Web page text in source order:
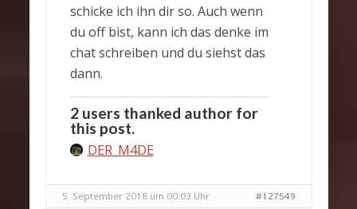
schicke ich ihn dir so. Auch wenn
du off bist, kann ich das denke im
chat schreiben und du siehst das
dann.
2 users thanked author for
this post.
DER_M4DE
5. September 2018 um 00:03 Uhr #127549